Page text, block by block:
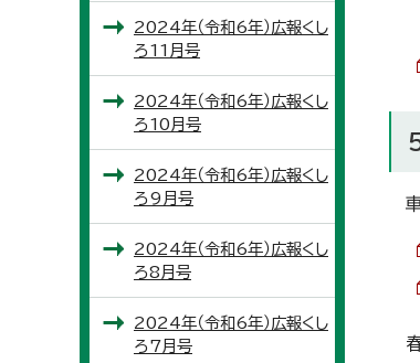
2024年（令和6年）広報くし
ろ11月号
2024年（令和6年）広報くし
ろ10月号
2024年（令和6年）広報くし
ろ9月号
2024年（令和6年）広報くし
ろ8月号
2024年（令和6年）広報くし
ろ7月号